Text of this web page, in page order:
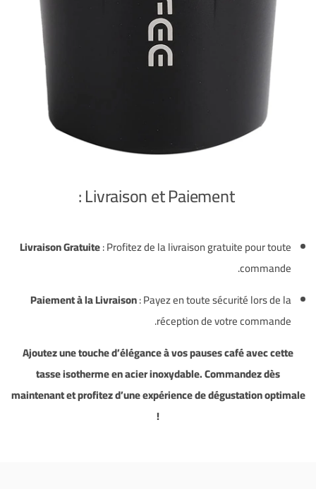
Livraison et Paiement :
Livraison Gratuite:Profitez de la livraison gratuite pour toute
commande.
Paiement à la Livraison:Payez en toute sécurité lors de la
réception de votre commande.
Ajoutez une touche d’élégance à vos pauses café avec cette
tasse isotherme en acier inoxydable. Commandez dès
maintenant et profitez d’une expérience de dégustation optimale
!